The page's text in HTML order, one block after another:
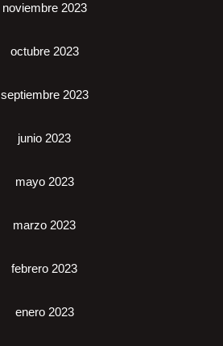
noviembre 2023
octubre 2023
septiembre 2023
junio 2023
mayo 2023
marzo 2023
febrero 2023
enero 2023